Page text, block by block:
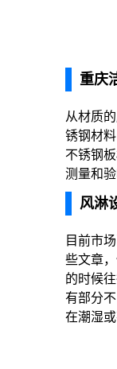
重庆
从材质
锈钢材
不锈钢
测量和验
风淋
目前市
些文章
的时候
有部分
在潮湿